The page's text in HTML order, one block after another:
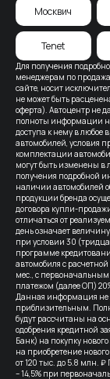
Для получения
менеджерам по
сайте, носит
не может быть
оферта). Автоцентр не
полноты информации на
доступа к нему в любое
автомобилей, условия
комплектации
могут быть изменены в
получения подробной
наличии автомобилей
продукции бренда
договора купли-
отличаться от
день означает
при условии 30
программе
автомобиля с
мес., с первоначальным
платежом (далее ОП)
Данная информация не
приблизительным.
будут рассчитаны на
одобрения кредитной
Банк) на покупку
на приобретение
от 120 тыс. до 5.8 млн. ₽
– 14,5% при
Москвич
Tenet